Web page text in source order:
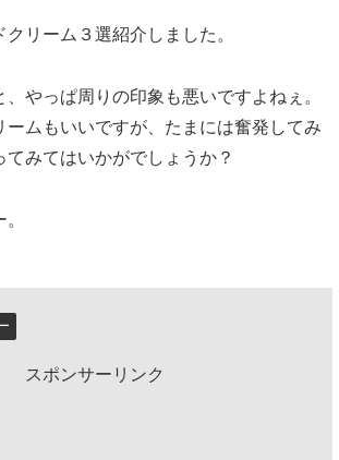
リーム３選紹介しました。
やっぱ周りの印象も悪いですよねぇ。
ームもいいですが、たまには奮発してみ
てみてはいかがでしょうか？
スポンサーリンク